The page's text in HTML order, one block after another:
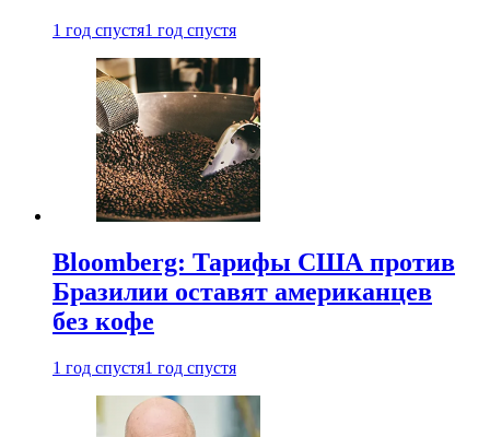
1 год спустя1 год спустя
Bloomberg: Тарифы США против
Бразилии оставят американцев
без кофе
1 год спустя1 год спустя